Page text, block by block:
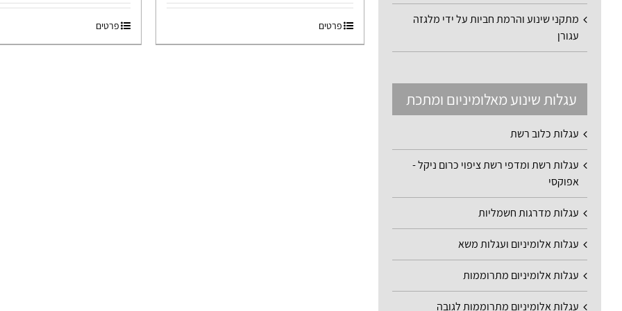
פרטים פרטים
מתקני שינוע והרמת חביות על ידי מלגזה
עגורן
עגלות שינוע מאלומיניום ומתכת
עגלות כלוב רשת
עגלות רשת ומדפי רשת ציפוי כרום ניקל -
אפוקסי
עגלות מדרגות חשמליות
עגלות אלומיניום ועגלות משא
עגלות אלומיניום מתרוממות
עגלות אלומיניום מתרוממות לגובה